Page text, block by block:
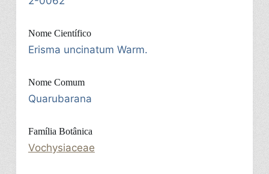
Nome Científico
Erisma uncinatum Warm.
Nome Comum
Quarubarana
Família Botânica
Vochysiaceae